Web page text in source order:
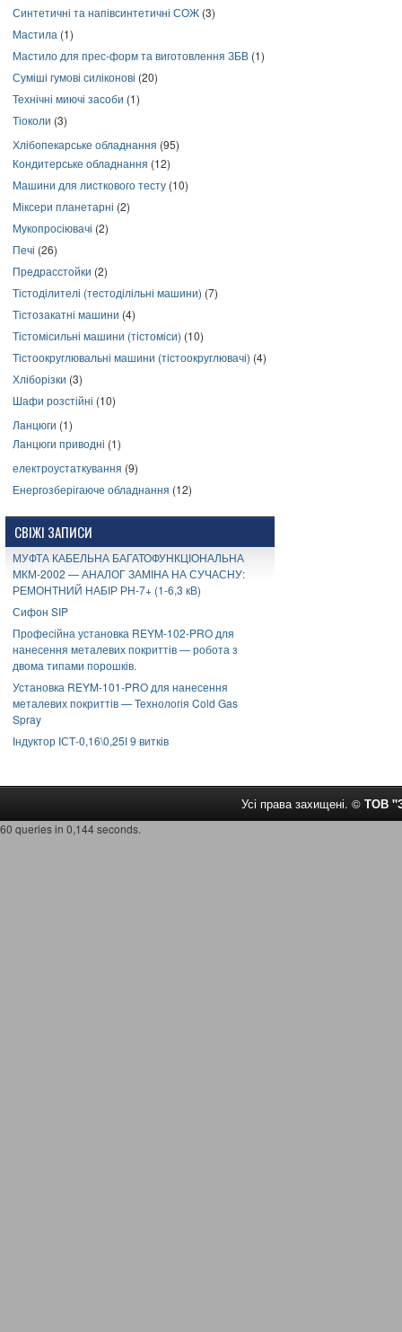
Синтетичні та напівсинтетичні СОЖ (3)
Мастила (1)
Мастило для прес-форм та виготовлення ЗБВ (1)
Суміші гумові силіконові (20)
Технічні миючі засоби (1)
Тіоколи (3)
Хлібопекарське обладнання (95)
Кондитерське обладнання (12)
Машини для листкового тесту (10)
Міксери планетарні (2)
Мукопросіювачі (2)
Печі (26)
Предрасстойки (2)
Тістоділителі (тестоділільні машини) (7)
Тістозакатні машини (4)
Тістомісильні машини (тістоміси) (10)
Тістоокруглювальні машини (тістоокруглювачі) (4)
Хліборізки (3)
Шафи розстійні (10)
Ланцюги (1)
Ланцюги приводні (1)
електроустаткування (9)
Енергозберігаюче обладнання (12)
СВІЖІ ЗАПИСИ
МУФТА КАБЕЛЬНА БАГАТОФУНКЦІОНАЛЬНА
МКМ-2002 — АНАЛОГ ЗАМІНА НА СУЧАСНУ:
РЕМОНТНИЙ НАБІР РН-7+ (1-6,3 кВ)
Сифон SIP
Професійна установка REYM-102-PRO для
нанесення металевих покриттів — робота з
двома типами порошків.
Установка REYM-101-PRO для нанесення
металевих покриттів — Технологія Cold Gas
Spray
Індуктор ІСТ-0,16\0,25І 9 витків
Усі права захищені. © ТОВ
60 queries in 0,144 seconds.